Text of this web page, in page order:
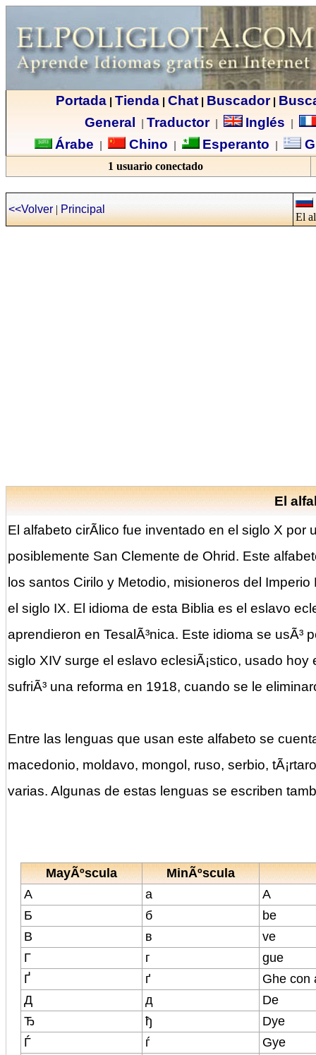
Portada| Tienda| Chat| Buscador|
General
Traductor| Inglés
Árabe Chino Esperanto
1 usuario conectado
<<Volver|Principal
El
El
El alfabeto cirÃ­lico fue inventado en el siglo X por
posiblemente San Clemente de Ohrid. Este
los santos Cirilo y Metodio, misioneros del
el siglo IX. El idioma de esta Biblia es el eslavo
aprendieron en TesalÃ³nica. Este idioma se usÃ³
siglo XIV surge el eslavo eclesiÃ¡stico, usado
sufriÃ³ una reforma en 1918, cuando se le
Entre las lenguas que usan este alfabeto se
macedonio, moldavo, mongol, ruso, serbio,
varias. Algunas de estas lenguas se escriben
MayÃºscula
MinÃºscula
А
а
A
Б
б
be
В
в
ve
Г
г
gue
Ґ
ґ
Ghe con
Д
д
De
Ђ
ђ
Dye
Ѓ
ѓ
Gye